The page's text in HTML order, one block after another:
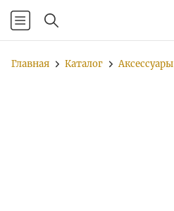
Главная Каталог Аксессуары